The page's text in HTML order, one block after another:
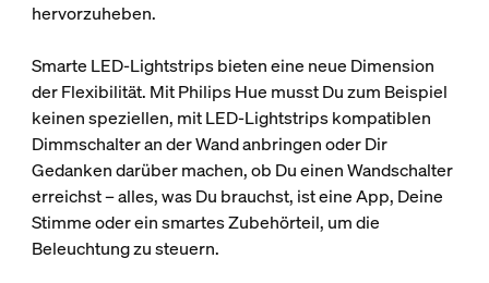
hervorzuheben.
Smarte LED-Lightstrips bieten eine neue Dimension
der Flexibilität. Mit Philips Hue musst Du zum Beispiel
keinen speziellen, mit LED-Lightstrips kompatiblen
Dimmschalter an der Wand anbringen oder Dir
Gedanken darüber machen, ob Du einen Wandschalter
erreichst – alles, was Du brauchst, ist eine App, Deine
Stimme oder ein smartes Zubehörteil, um die
Beleuchtung zu steuern.